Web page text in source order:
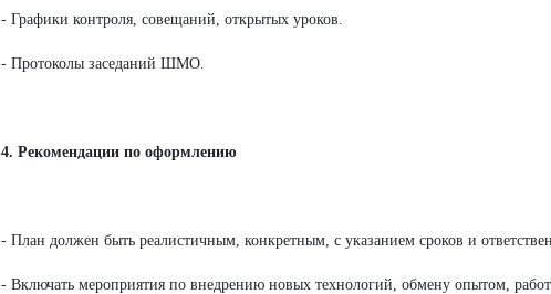
- Графики контроля, совещаний, открытых уроков.
- Протоколы заседаний ШМО.
4. Рекомендации по оформлению
- План должен быть реалистичным, конкретным, с указанием сроков и
- Включать мероприятия по внедрению новых технологий, обмену опытом,